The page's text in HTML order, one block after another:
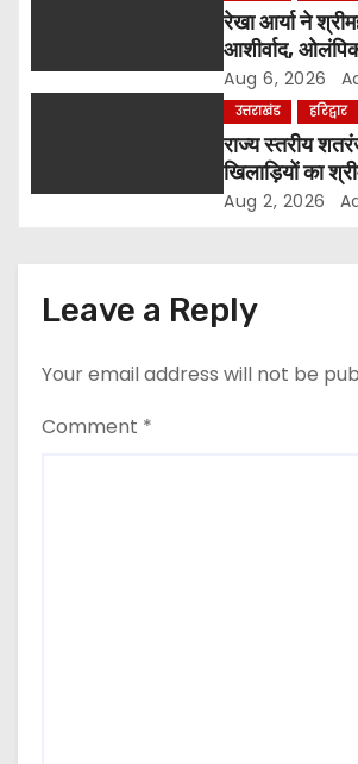
t
o
रेखा आर्या ने
आशीर्वाद,
संतों का समर्थन
Aug 6, 2026
उत्तराखंड हरिद्वार
राज्य स्तरीय
खिलाड़ियों का
सम्मान
Aug 2, 2026
Leave a Reply
Your email address will not be
Comment *